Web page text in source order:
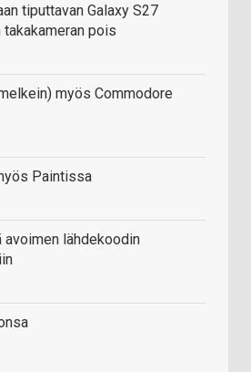
tiputtavan Galaxy S27
takakameran pois
myös Commodore
Paintissa
avoimen lähdekoodin